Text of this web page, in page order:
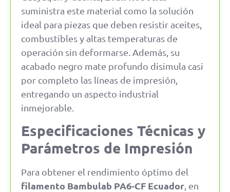
suministra este material como la solución
ideal para piezas que deben resistir aceites,
combustibles y altas temperaturas de
operación sin deformarse. Además, su
acabado negro mate profundo disimula casi
por completo las líneas de impresión,
entregando un aspecto industrial
inmejorable.
Especificaciones Técnicas y
Parámetros de Impresión
Para obtener el rendimiento óptimo del
filamento Bambulab PA6-CF Ecuador , en